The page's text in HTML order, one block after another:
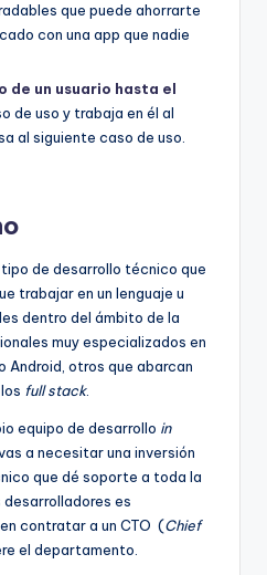
que puede ahorrarte
con una app que nadie
de un usuario hasta el
de uso y trabaja en él al
al siguiente caso de uso.
de desarrollo técnico que
trabajar en un lenguaje u
dentro del ámbito de la
muy especializados en
Android, otros que abarcan
full stack.
equipo de desarrollo in
a necesitar una inversión
que dé soporte a toda la
es
contratar a un CTO (Chief
el departamento.